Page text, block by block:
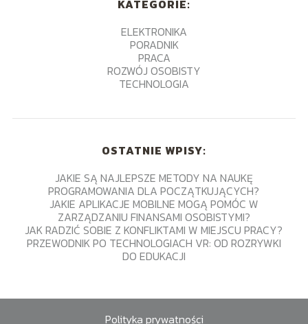
KATEGORIE:
ELEKTRONIKA
PORADNIK
PRACA
ROZWÓJ OSOBISTY
TECHNOLOGIA
OSTATNIE WPISY:
JAKIE SĄ NAJLEPSZE METODY NA NAUKĘ
PROGRAMOWANIA DLA POCZĄTKUJĄCYCH?
JAKIE APLIKACJE MOBILNE MOGĄ POMÓC W
ZARZĄDZANIU FINANSAMI OSOBISTYMI?
JAK RADZIĆ SOBIE Z KONFLIKTAMI W MIEJSCU PRACY?
PRZEWODNIK PO TECHNOLOGIACH VR: OD ROZRYWKI
DO EDUKACJI
Polityka prywatności